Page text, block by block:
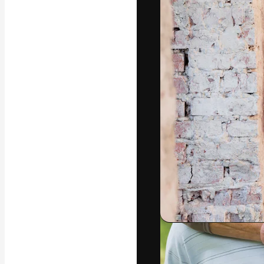
La plataforma
trabajo. Más
entre
estudios.
Español
Copyright ©